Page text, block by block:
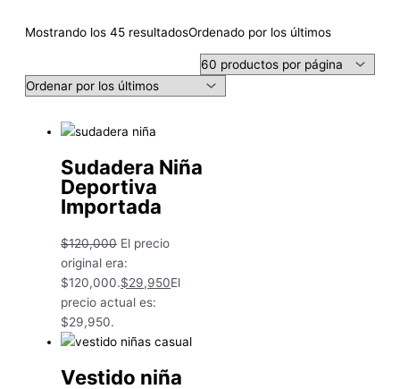
Mostrando los 45 resultadosOrdenado por los últimos
Sudadera Niña
Deportiva
Importada
$120,000 El precio
original era:
$120,000.$29,950El
precio actual es:
$29,950.
Vestido niña